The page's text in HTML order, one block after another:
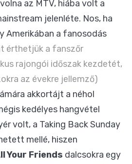
az MTV, hiába volt a
jelenléte. Nos, ha
Amerikában a fanosodás
érthetjük a fanszőr
rajongói időszak kezdetét,
az évekre jellemző)
akkortájt a néhol
kedélyes hangvétel
volt, a Taking Back Sunday
mellé, hiszen
Your Friends dalcsokra egy